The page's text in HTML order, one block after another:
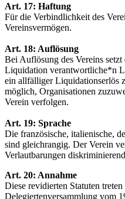
Art. 17: Haftung
Für die Verbindlichkeit des
Vereinsvermögen.
Art. 18: Auflösung
Bei Auflösung des Vereins
Liquidation verantwortliche*n
ein allfälliger Liquidationserlös
möglich, Organisationen
Verein verfolgen.
Art. 19: Sprache
Die französische, italienische,
sind gleichrangig. Der Verein
Verlautbarungen
Art. 20: Annahme
Diese revidierten Statuten
Delegiertenversammlung vom